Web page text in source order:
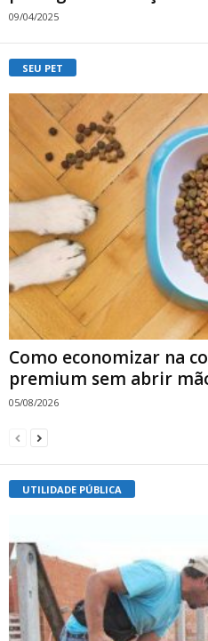
09/04/2025
SEU PET
Como economizar na
premium sem abrir
05/08/2026
UTILIDADE PÚBLICA